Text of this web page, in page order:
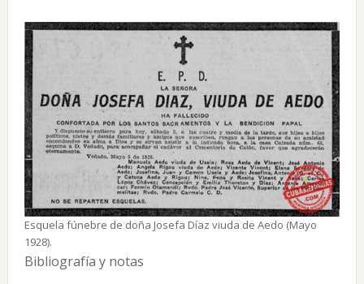
Esquela fúnebre de doña Josefa Díaz viuda de Aedo (Mayo
1928).
Bibliografía y notas